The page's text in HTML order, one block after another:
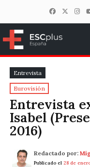
ESCplus
Entrevista
Eurovisión
Entrevista
Isabel
2016)
Redactado por:
Publicado el 28 de